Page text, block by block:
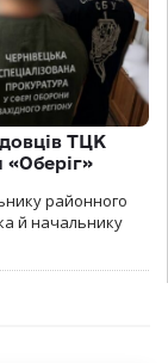
ТЦК
«Оберіг»
районного
й начальнику